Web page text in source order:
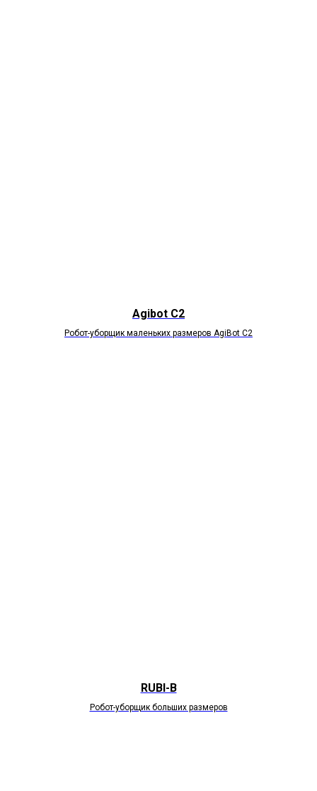
Agibot C2
Робот-уборщик маленьких размеров AgiВоt C2
RUBI-B
Робот-уборщик больших размеров